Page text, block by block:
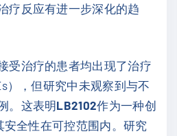
疗反应有进一步深化的趋
受治疗的患者均出现了治疗
），但研究中未观察到与不
。这表明LB2102作为一种创
安全性在可控范围内。研究